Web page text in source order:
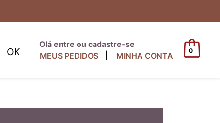
Olá entre ou cadastre-se
MEUS PEDIDOS
MINHA CONTA
0